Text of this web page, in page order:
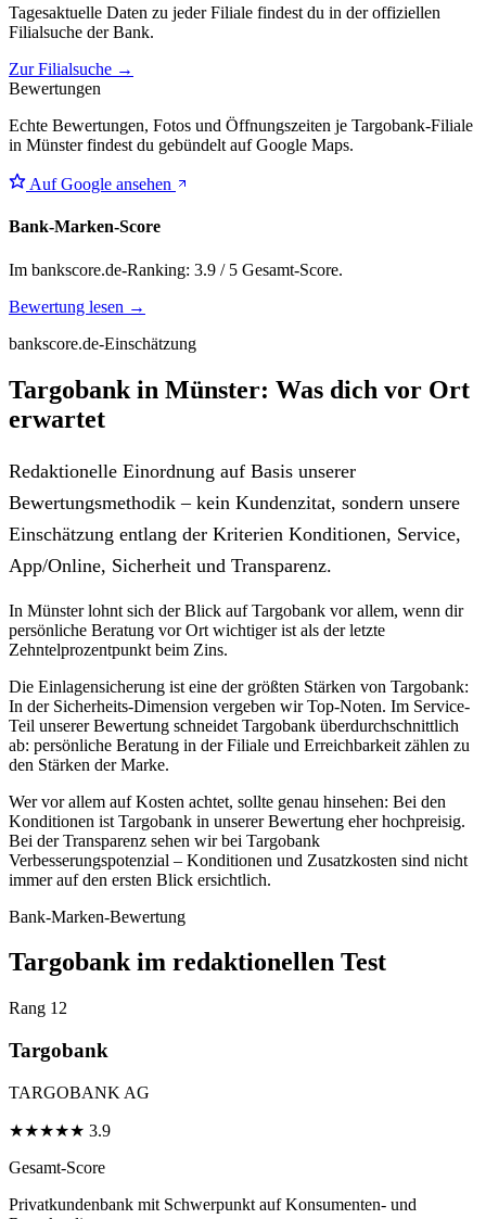
Tagesaktuelle Daten zu jeder Filiale findest du in der offiziellen
Filialsuche der Bank.
Zur Filialsuche →
Bewertungen
Echte Bewertungen, Fotos und Öffnungszeiten je Targobank-Filiale
in Münster findest du gebündelt auf Google Maps.
Auf Google ansehen
Bank-Marken-Score
Im bankscore.de-Ranking: 3.9 / 5 Gesamt-Score.
Bewertung lesen →
bankscore.de-Einschätzung
Targobank in Münster: Was dich vor Ort
erwartet
Redaktionelle Einordnung auf Basis unserer
Bewertungsmethodik – kein Kundenzitat, sondern unsere
Einschätzung entlang der Kriterien Konditionen, Service,
App/Online, Sicherheit und Transparenz.
In Münster lohnt sich der Blick auf Targobank vor allem, wenn dir
persönliche Beratung vor Ort wichtiger ist als der letzte
Zehntelprozentpunkt beim Zins.
Die Einlagensicherung ist eine der größten Stärken von Targobank:
In der Sicherheits-Dimension vergeben wir Top-Noten. Im Service-
Teil unserer Bewertung schneidet Targobank überdurchschnittlich
ab: persönliche Beratung in der Filiale und Erreichbarkeit zählen zu
den Stärken der Marke.
Wer vor allem auf Kosten achtet, sollte genau hinsehen: Bei den
Konditionen ist Targobank in unserer Bewertung eher hochpreisig.
Bei der Transparenz sehen wir bei Targobank
Verbesserungspotenzial – Konditionen und Zusatzkosten sind nicht
immer auf den ersten Blick ersichtlich.
Bank-Marken-Bewertung
Targobank im redaktionellen Test
Rang 12
Targobank
TARGOBANK AG
★★★★★ 3.9
Gesamt-Score
Privatkundenbank mit Schwerpunkt auf Konsumenten- und